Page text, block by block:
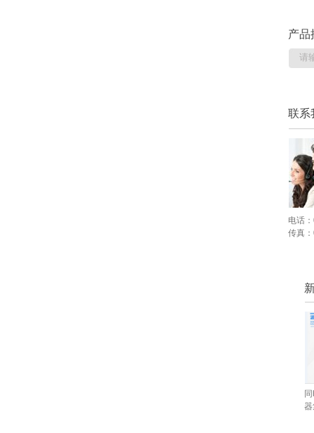
产品
联系
电话
传真：